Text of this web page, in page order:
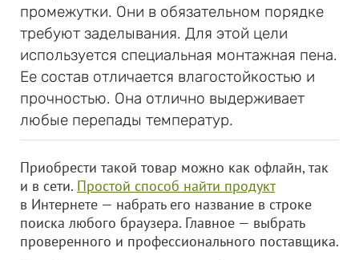
промежутки. Они в обязательном порядке
требуют заделывания. Для этой цели
используется специальная монтажная пена.
Ее состав отличается влагостойкостью и
прочностью. Она отлично выдерживает
любые перепады температур.
Приобрести такой товар можно как офлайн, так
и в сети. Простой способ найти продукт
в Интернете — набрать его название в строке
поиска любого браузера. Главное — выбрать
проверенного и профессионального поставщика.